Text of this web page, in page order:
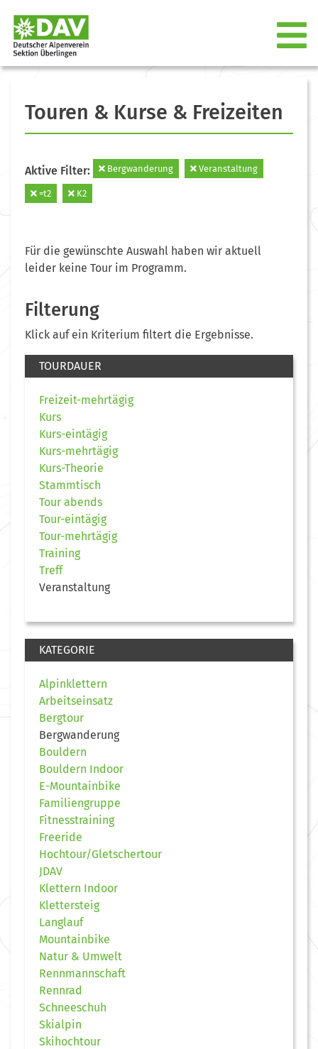
Touren & Kurse & Freizeiten
Aktive Filter: Bergwanderung Veranstaltung
=t2 K2
Für die gewünschte Auswahl haben wir aktuell
leider keine Tour im Programm.
Filterung
Klick auf ein Kriterium filtert die Ergebnisse.
TOURDAUER
Freizeit-mehrtägig
Kurs
Kurs-eintägig
Kurs-mehrtägig
Kurs-Theorie
Stammtisch
Tour abends
Tour-eintägig
Tour-mehrtägig
Training
Treff
Veranstaltung
KATEGORIE
Alpinklettern
Arbeitseinsatz
Bergtour
Bergwanderung
Bouldern
Bouldern Indoor
E-Mountainbike
Familiengruppe
Fitnesstraining
Freeride
Hochtour/Gletschertour
JDAV
Klettern Indoor
Klettersteig
Langlauf
Mountainbike
Natur & Umwelt
Rennmannschaft
Rennrad
Schneeschuh
Skialpin
Skihochtour